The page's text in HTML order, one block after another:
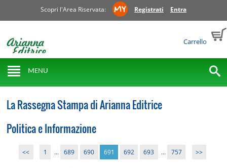
Scopri l'Area Riservata: Registrati Entra
Carrello
MENU
La Rassegna Stampa di Arianna Editrice
Politica e Informazione
<< 1 ... 689 690 691 692 693 ... 757 >>